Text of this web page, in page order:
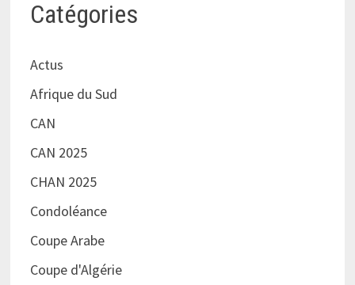
Catégories
Actus
Afrique du Sud
CAN
CAN 2025
CHAN 2025
Condoléance
Coupe Arabe
Coupe d'Algérie